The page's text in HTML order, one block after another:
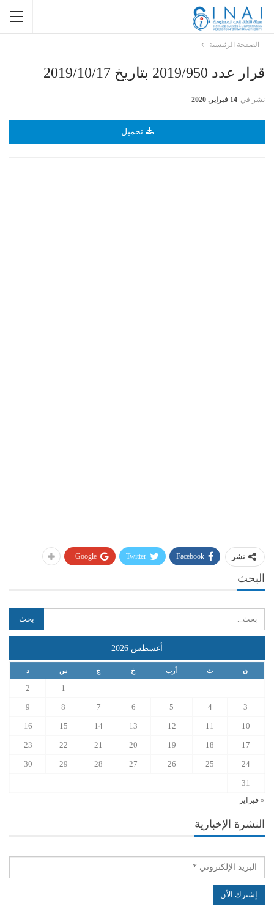
الصفحة الرئيسية
قرار عدد 2019/950 بتاريخ 2019/10/17
نشر في 14 فبراير, 2020
تحميل
نشر Facebook
Twitter
Google+
البحث
أغسطس 2026
ن ث أرب خ ج س د
1
2
3
4
5
6
7
8
9
10
11
12
13
14
15
16
17
18
19
20
21
22
23
24
25
26
27
28
29
30
31
« فبراير
النشرة الإخبارية